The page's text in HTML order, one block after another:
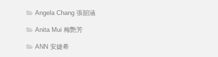
Angela Chang 張韶涵
Anita Mui 梅艷芳
ANN 安婕希